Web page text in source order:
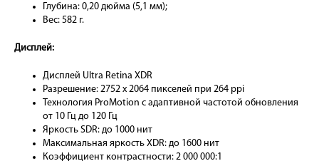
Глубина: 0,20 дюйма (5,1 мм);
Вес: 582 г.
Дисплей:
Дисплей Ultra Retina XDR
Разрешение: 2752 x 2064 пикселей при 264 ppi
Технология ProMotion с адаптивной частотой обновления
от 10 Гц до 120 Гц
Яркость SDR: до 1000 нит
Максимальная яркость XDR: до 1600 нит
Коэффициент контрастности: 2 000 000:1